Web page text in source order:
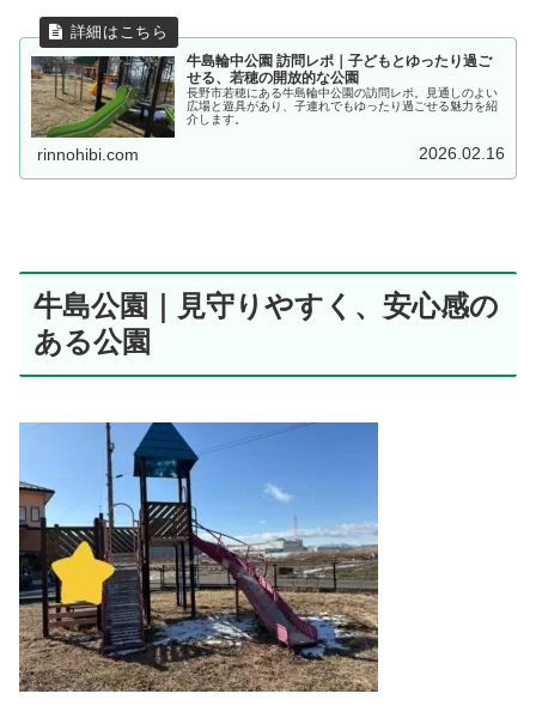
牛島輪中公園 訪問レポ｜子どもとゆったり過ご
せる、若穂の開放的な公園
長野市若穂にある牛島輪中公園の訪問レポ。見通しのよい
広場と遊具があり、子連れでもゆったり過ごせる魅力を紹
介します。
rinnohibi.com 2026.02.16
牛島公園｜見守りやすく、安心感の
ある公園